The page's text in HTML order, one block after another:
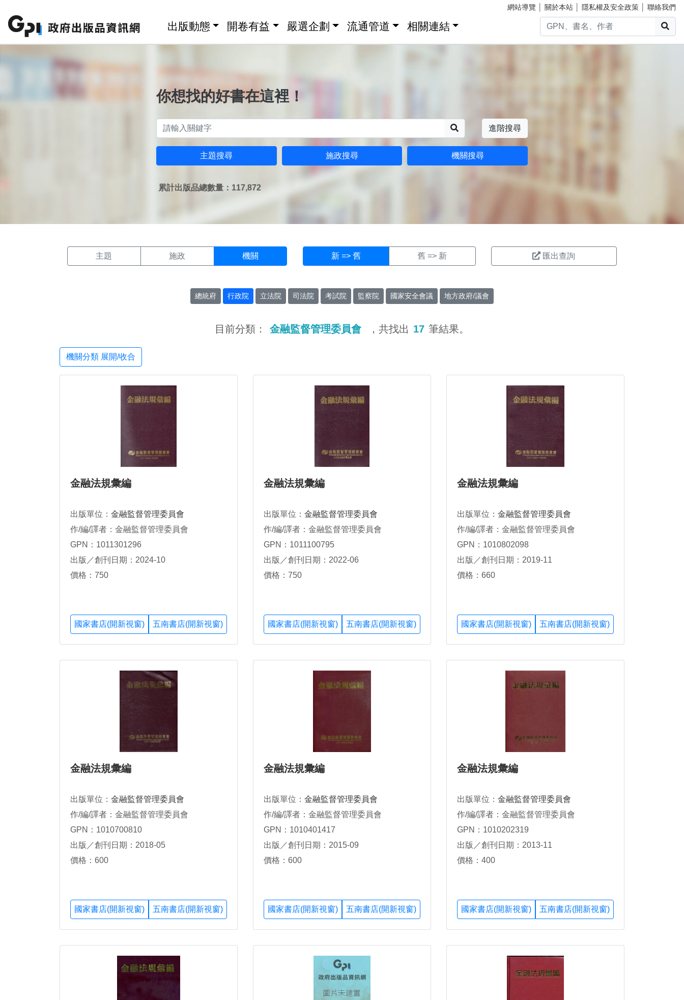
網站導覽 關於本站 隱私權及安全政策 聯絡我們
出版動態 開卷有益 嚴選企劃 流通管道 相關連結
你想找的好書在這裡！
進階搜尋
主題搜尋 施政搜尋 機關搜尋
累計出版品總數量：117,872
主題 施政 機關 新 => 舊 舊 => 新 匯出查詢
總統府 行政院 立法院 司法院 考試院 監察院 國家安全會議 地方政府/議會
目前分類： 金融監督管理委員會 ，共找出 17 筆結果。
機關分類 展開/收合
金融法規彙編
出版單位： 金融監督管理委員會
作/編/譯者：金融監督管理委員會
GPN：1011301296
出版／創刊日期：2024-10
價格：750
國家書店(開新視窗) 五南書店(開新視窗)
金融法規彙編
出版單位： 金融監督管理委員會
作/編/譯者：金融監督管理委員會
GPN：1011100795
出版／創刊日期：2022-06
價格：750
國家書店(開新視窗) 五南書店(開新視窗)
金融法規彙編
出版單位： 金融監督管理委員會
作/編/譯者：金融監督管理委員會
GPN：1010802098
出版／創刊日期：2019-11
價格：660
國家書店(開新視窗) 五南書店(開新視窗)
金融法規彙編
出版單位： 金融監督管理委員會
作/編/譯者：金融監督管理委員會
GPN：1010700810
出版／創刊日期：2018-05
價格：600
國家書店(開新視窗) 五南書店(開新視窗)
金融法規彙編
出版單位： 金融監督管理委員會
作/編/譯者：金融監督管理委員會
GPN：1010401417
出版／創刊日期：2015-09
價格：600
國家書店(開新視窗) 五南書店(開新視窗)
金融法規彙編
出版單位： 金融監督管理委員會
作/編/譯者：金融監督管理委員會
GPN：1010202319
出版／創刊日期：2013-11
價格：400
國家書店(開新視窗) 五南書店(開新視窗)